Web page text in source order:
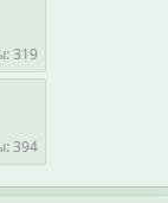
319
394